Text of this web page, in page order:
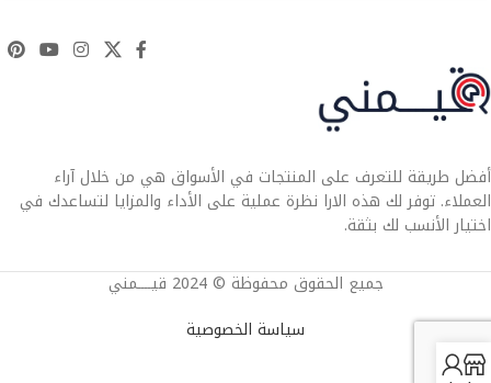
أفضل طريقة للتعرف على المنتجات في الأسواق هي من خلال آراء
العملاء. توفر لك هذه الارا نظرة عملية على الأداء والمزايا لتساعدك في
اختيار الأنسب لك بثقة.
جميع الحقوق محفوظة © 2024 قيــــمني
سياسة الخصوصية